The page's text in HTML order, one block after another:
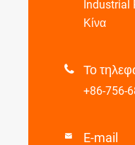
Industrial
Κίνα
 Το
+86-756-
 E-mail